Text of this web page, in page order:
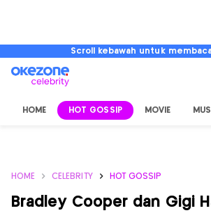
Scroll kebawah untuk
HOME HOT GOSSIP MOVIE
HOME CELEBRITY HOT GOSSIP
Bradley Cooper dan Gigi